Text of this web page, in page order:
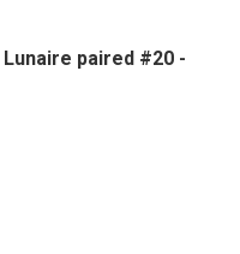
paired #20 -